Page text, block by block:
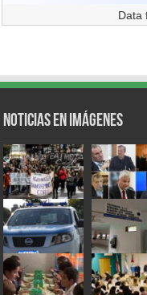
Data
Noticias en Imágenes